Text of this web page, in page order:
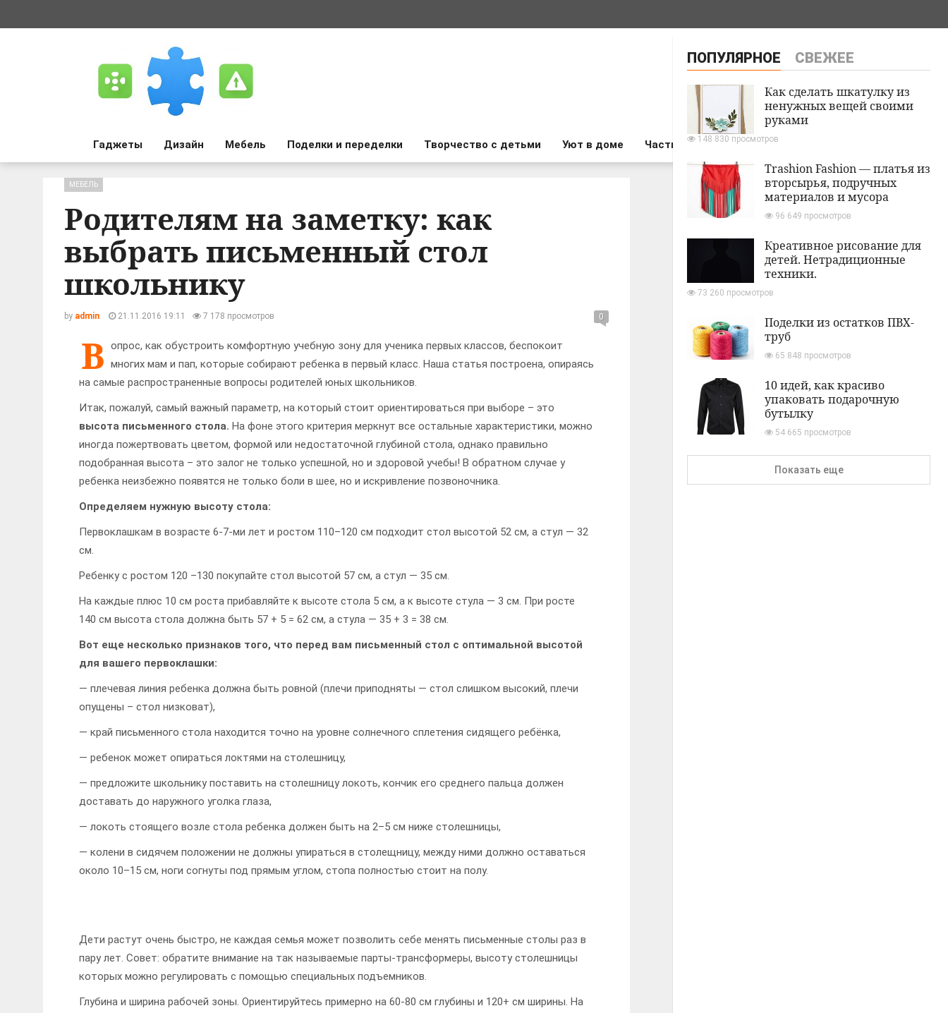
Гаджеты Дизайн Мебель Поделки и переделки Творчество с детьми Уют в доме Частный дом
Родителям на заметку: как
выбрать письменный стол
школьнику
МЕБЕЛЬ
by admin 21.11.2016 19:11 7 178 просмотров 0
В опрос, как обустроить комфортную учебную зону для ученика первых классов, беспокоит
многих мам и пап, которые собирают ребенка в первый класс. Наша статья построена, опираясь
на самые распространенные вопросы родителей юных школьников.
Итак, пожалуй, самый важный параметр, на который стоит ориентироваться при выборе – это
высота письменного стола. На фоне этого критерия меркнут все остальные характеристики, можно
иногда пожертвовать цветом, формой или недостаточной глубиной стола, однако правильно
подобранная высота – это залог не только успешной, но и здоровой учебы! В обратном случае у
ребенка неизбежно появятся не только боли в шее, но и искривление позвоночника.
Определяем нужную высоту стола:
Первоклашкам в возрасте 6-7-ми лет и ростом 110–120 см подходит стол высотой 52 см, а стул — 32
см.
Ребенку с ростом 120 –130 покупайте стол высотой 57 см, а стул — 35 см.
На каждые плюс 10 см роста прибавляйте к высоте стола 5 см, а к высоте стула — 3 см. При росте
140 см высота стола должна быть 57 + 5 = 62 см, а стула — 35 + 3 = 38 см.
Вот еще несколько признаков того, что перед вам письменный стол с оптимальной высотой
для вашего первоклашки:
— плечевая линия ребенка должна быть ровной (плечи приподняты — стол слишком высокий, плечи
опущены – стол низковат),
— край письменного стола находится точно на уровне солнечного сплетения сидящего ребёнка,
— ребенок может опираться локтями на столешницу,
— предложите школьнику поставить на столешницу локоть, кончик его среднего пальца должен
доставать до наружного уголка глаза,
— локоть стоящего возле стола ребенка должен быть на 2–5 см ниже столешницы,
— колени в сидячем положении не должны упираться в столещницу, между ними должно оставаться
около 10–15 см, ноги согнуты под прямым углом, стопа полностью стоит на полу.
Дети растут очень быстро, не каждая семья может позволить себе менять письменные столы раз в
пару лет. Совет: обратите внимание на так называемые парты-трансформеры, высоту столешницы
которых можно регулировать с помощью специальных подъемников.
Глубина и ширина рабочей зоны. Ориентируйтесь примерно на 60-80 см глубины и 120+ см ширины. На
ПОПУЛЯРНОЕ СВЕЖЕЕ
Как сделать шкатулку из
ненужных вещей своими
руками
148 830 просмотров
Trashion Fashion — платья из
вторсырья, подручных
материалов и мусора
96 649 просмотров
Креативное рисование для
детей. Нетрадиционные
техники.
73 260 просмотров
Поделки из остатков ПВХ-
труб
65 848 просмотров
10 идей, как красиво
упаковать подарочную
бутылку
54 665 просмотров
Показать еще